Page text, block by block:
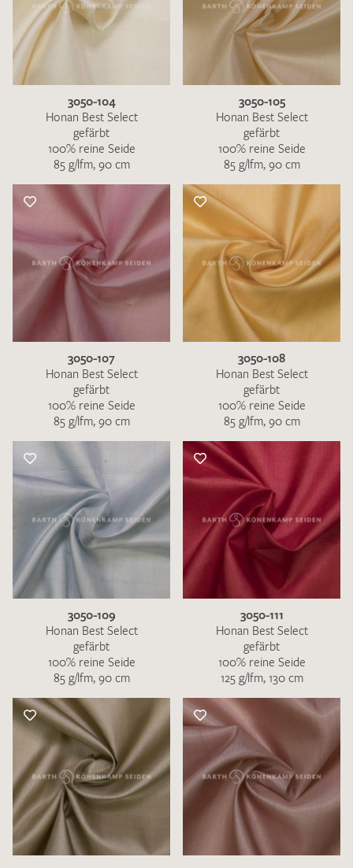
3050-104
Honan Best Select
gefärbt
100% reine Seide
85 g/lfm, 90 cm
3050-105
Honan Best Select
gefärbt
100% reine Seide
85 g/lfm, 90 cm
3050-107
Honan Best Select
gefärbt
100% reine Seide
85 g/lfm, 90 cm
3050-108
Honan Best Select
gefärbt
100% reine Seide
85 g/lfm, 90 cm
3050-109
Honan Best Select
gefärbt
100% reine Seide
85 g/lfm, 90 cm
3050-111
Honan Best Select
gefärbt
100% reine Seide
125 g/lfm, 130 cm